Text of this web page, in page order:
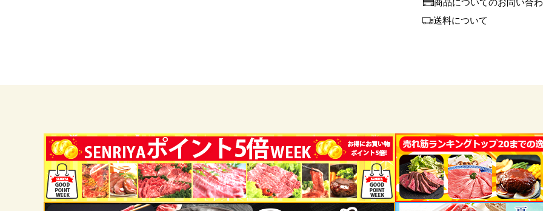
商品についてのお問い合
送料について